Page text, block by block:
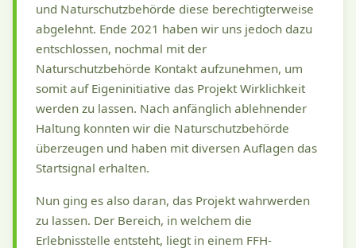
und Naturschutzbehörde diese berechtigterweise
abgelehnt. Ende 2021 haben wir uns jedoch dazu
entschlossen, nochmal mit der
Naturschutzbehörde Kontakt aufzunehmen, um
somit auf Eigeninitiative das Projekt Wirklichkeit
werden zu lassen. Nach anfänglich ablehnender
Haltung konnten wir die Naturschutzbehörde
überzeugen und haben mit diversen Auflagen das
Startsignal erhalten.
Nun ging es also daran, das Projekt wahrwerden
zu lassen. Der Bereich, in welchem die
Erlebnisstelle entsteht, liegt in einem FFH-